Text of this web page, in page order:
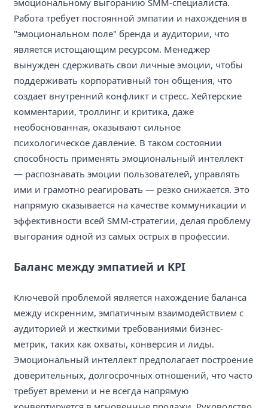
эмоциональному выгоранию SMM-специалиста.
Работа требует постоянной эмпатии и нахождения в
"эмоциональном поле" бренда и аудитории, что
является истощающим ресурсом. Менеджер
вынужден сдерживать свои личные эмоции, чтобы
поддерживать корпоративный тон общения, что
создает внутренний конфликт и стресс. Хейтерские
комментарии, троллинг и критика, даже
необоснованная, оказывают сильное
психологическое давление. В таком состоянии
способность применять эмоциональный интеллект
— распознавать эмоции пользователей, управлять
ими и грамотно реагировать — резко снижается. Это
напрямую сказывается на качестве коммуникации и
эффективности всей SMM-стратегии, делая проблему
выгорания одной из самых острых в профессии.
Баланс между эмпатией и KPI
Ключевой проблемой является нахождение баланса
между искренним, эмпатичным взаимодействием с
аудиторией и жесткими требованиями бизнес-
метрик, таких как охваты, конверсия и лиды.
Эмоциональный интеллект предполагает построение
доверительных, долгосрочных отношений, что часто
требует времени и не всегда напрямую